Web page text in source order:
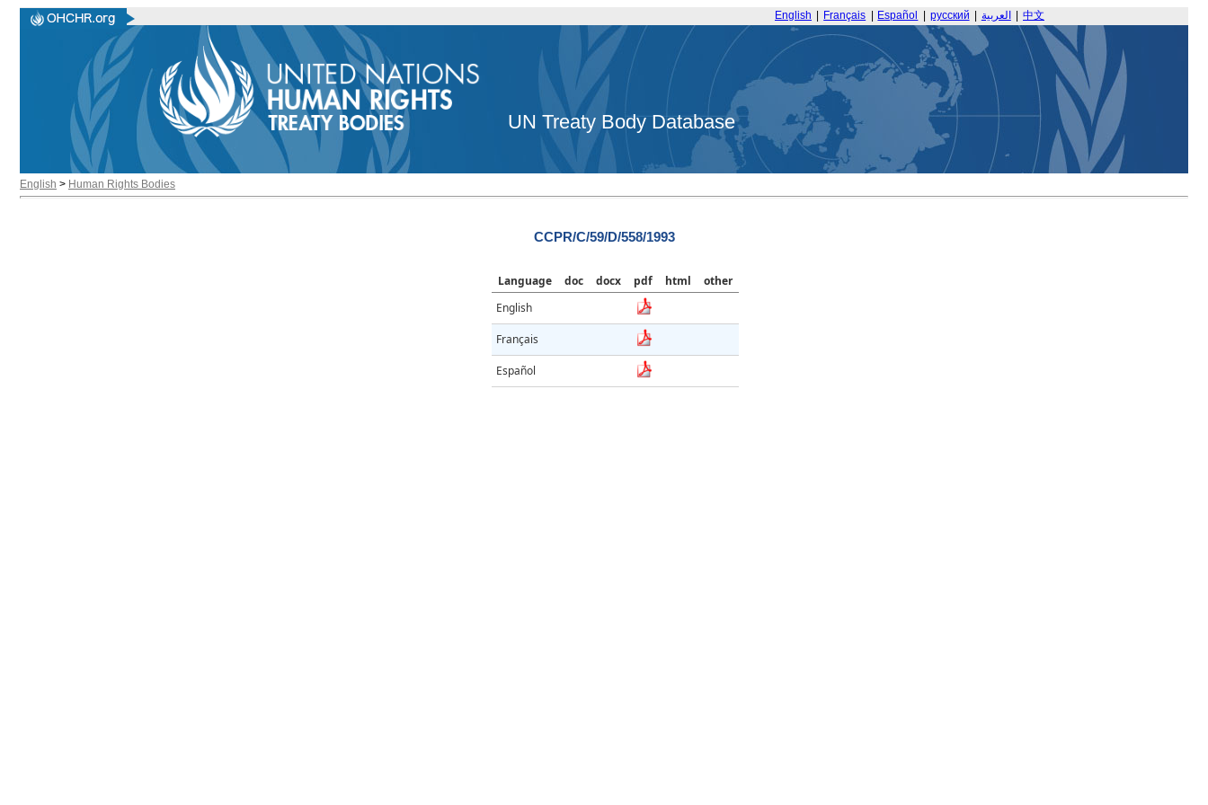
English Français Español русский العربية 中文
UN Treaty Body Database
English > Human Rights Bodies
CCPR/C/59/D/558/1993
Language doc docx pdf html
other
English
Français
Español